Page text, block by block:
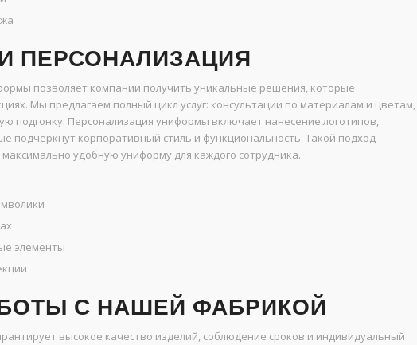
ПЕРСОНАЛИЗАЦИЯ
позволяет компании получить уникальные решения, которые
Мы предлагаем полный цикл услуг: консультации по материалам и цветам,
подгонку. Персонализация униформы включает нанесение логотипов,
подчеркнут корпоративный стиль и функциональность. Такой подход
удобную униформу для каждого сотрудника.
элементы
С НАШЕЙ ФАБРИКОЙ
высокое качество изделий, соблюдение сроков и индивидуальный